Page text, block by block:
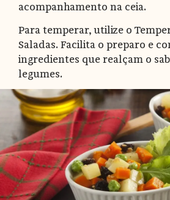
acompanhamento na ceia.
Para temperar, utilize o
Saladas. Facilita o preparo e
ingredientes que realçam o
legumes.